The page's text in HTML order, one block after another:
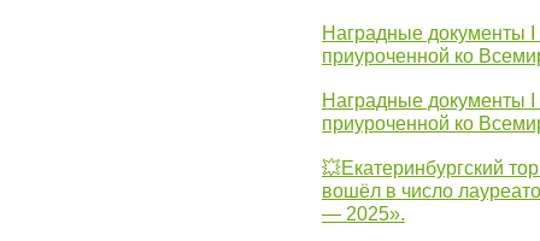
Наградные документы
приуроченной ко
Наградные документы
приуроченной ко
💥Екатеринбургский
вошёл в число
— 2025».